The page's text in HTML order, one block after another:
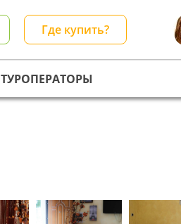
Где купить?
ТУРОПЕРАТОРЫ